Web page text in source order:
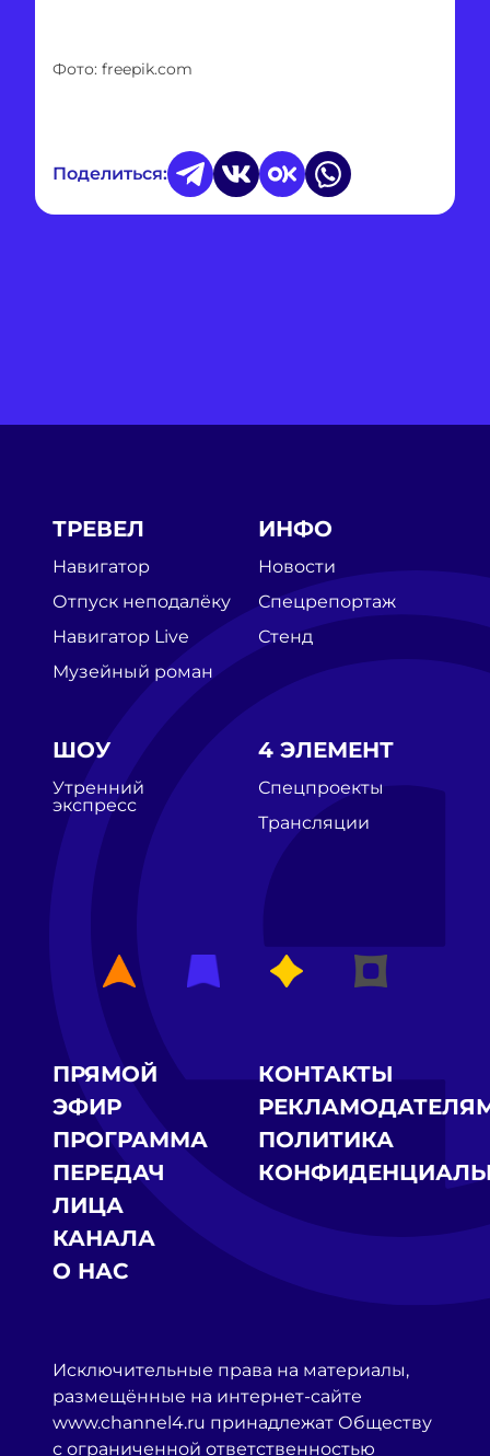
Фото: freepik.com
Поделиться:
ТРЕВЕЛ
Навигатор
Отпуск неподалёку
Навигатор Live
Музейный роман
ИНФО
Новости
Спецрепортаж
Стенд
ШОУ
Утренний
экспресс
4 ЭЛЕМЕНТ
Спецпроекты
Трансляции
ПРЯМОЙ
ЭФИР
ПРОГРАММА
ПЕРЕДАЧ
ЛИЦА
КАНАЛА
О НАС
КОНТАКТЫ
ПОЛИТИКА
Исключительные права на материалы,
размещённые на интернет-сайте
www.channel4.ru принадлежат Обществу
с ограниченной ответственностью